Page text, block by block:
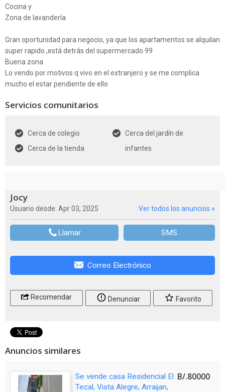
Cocina y
Zona de lavandería
Gran oportunidad para negocio, ya que los apartamentos se alquilan
super rapido ,está detrás del supermercado 99
Buena zona
Lo vendo por motivos q vivo en el extranjero y se me complica
mucho el estar pendiente de ello
Servicios comunitarios
Cerca de colegio
Cerca del jardín de
infantes
Cerca de la tienda
Jocy
Usuario desde: Apr 03, 2025 Ver todos los anuncios »
Llamar SMS
Correo Electrónico
Recomendar Denunciar Favorito
Anuncios similares
Se vende casa Residencial El
Tecal, Vista Alegre, Arraijan,
B/.80000